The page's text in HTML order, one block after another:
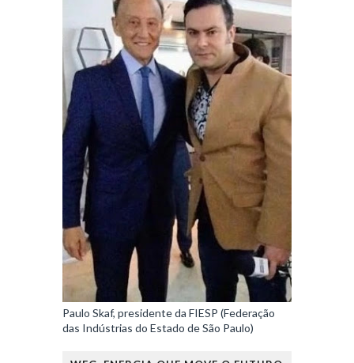
Paulo Skaf, presidente da FIESP (Federação
das Indústrias do Estado de São Paulo)